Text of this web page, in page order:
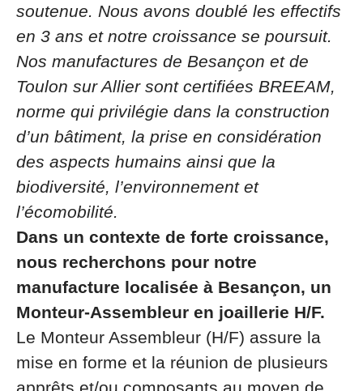
soutenue. Nous avons doublé les effectifs
en 3 ans et notre croissance se poursuit.
Nos manufactures de Besançon et de
Toulon sur Allier sont certifiées BREEAM,
norme qui privilégie dans la construction
d’un bâtiment, la prise en considération
des aspects humains ainsi que la
biodiversité, l’environnement et
l’écomobilité.
Dans un contexte de forte croissance,
nous recherchons pour notre
manufacture localisée à Besançon, un
Monteur-Assembleur en joaillerie H/F.
Le Monteur Assembleur (H/F) assure la
mise en forme et la réunion de plusieurs